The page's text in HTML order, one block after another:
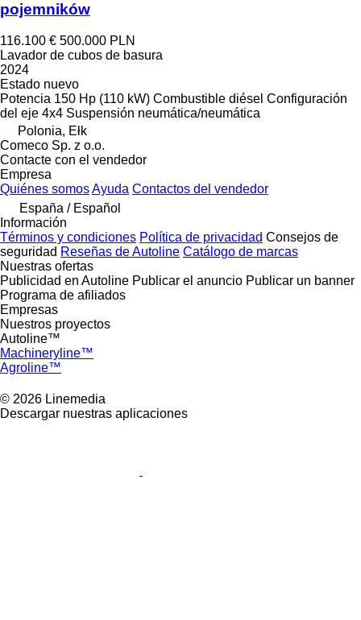
pojemników
116.100 € 500.000 PLN
Lavador de cubos de basura
2024
Estado nuevo
Potencia 150 Hp (110 kW) Combustible diésel Configuración
del eje 4x4 Suspensión neumática/neumática
Polonia, Ełk
Comeco Sp. z o.o.
Contacte con el vendedor
Empresa
Quiénes somosAyuda Contactos del vendedor
España / Español
Información
Términos y condiciones Política de privacidad Consejos de
seguridad Reseñas de Autoline Catálogo de marcas
Nuestras ofertas
Publicidad en Autoline Publicar el anuncio Publicar un banner
Programa de afiliados
Empresas
Nuestros proyectos
Autoline™
Machineryline™
Agroline™
© 2026 Linemedia
Descargar nuestras aplicaciones